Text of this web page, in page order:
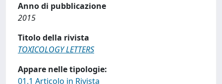
Anno di pubblicazione
2015
Titolo della rivista
TOXICOLOGY LETTERS
Appare nelle tipologie:
01.1 Articolo in Rivista